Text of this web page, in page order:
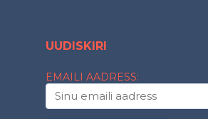
UUDISKIRI
EMAILI AADRESS: